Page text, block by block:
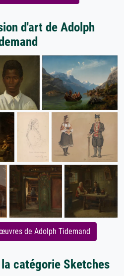
d'art de Adolph
de Adolph Tidemand
catégorie Sketches